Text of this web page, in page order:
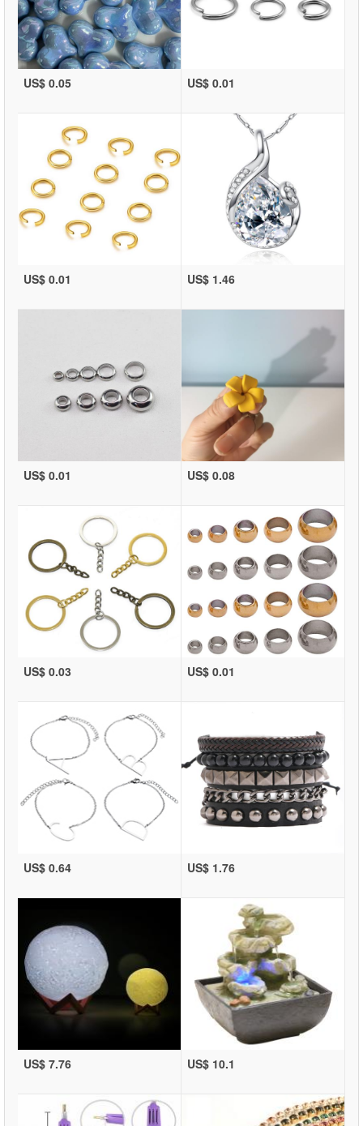
US$ 0.05 US$ 0.01
US$ 0.01 US$ 1.46
US$ 0.01 US$ 0.08
US$ 0.03 US$ 0.01
US$ 0.64 US$ 1.76
US$ 7.76 US$ 10.1